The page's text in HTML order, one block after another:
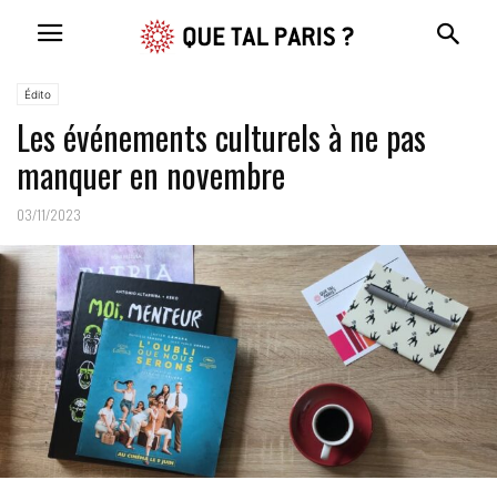
Édito
Les événements culturels à ne pas
manquer en novembre
03/11/2023